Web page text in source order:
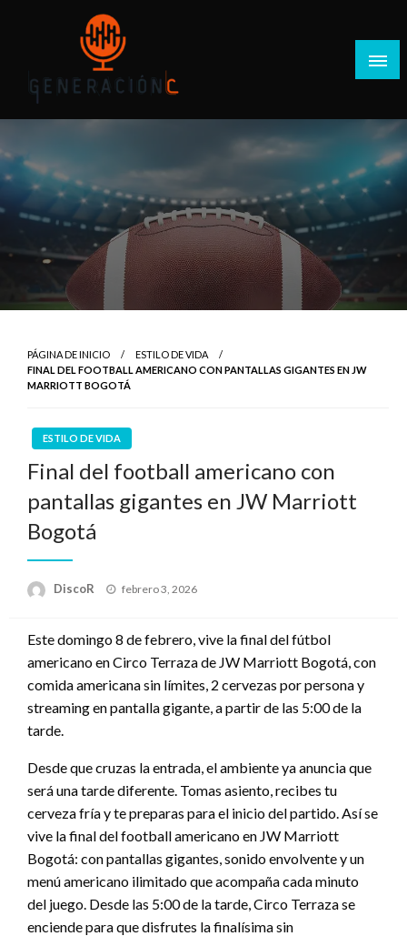
PÁGINA DE INICIO
ESTILO DE VIDA
FINAL DEL FOOTBALL AMERICANO CON PANTALLAS GIGANTES EN JW
MARRIOTT BOGOTÁ
ESTILO DE VIDA
Final del football americano con
pantallas gigantes en JW Marriott
Bogotá
DiscoR
Publicado
febrero 3, 2026
Este domingo 8 de febrero, vive la final del fútbol
americano en Circo Terraza de JW Marriott Bogotá, con
comida americana sin límites, 2 cervezas por persona y
streaming en pantalla gigante, a partir de las 5:00 de la
tarde.
Desde que cruzas la entrada, el ambiente ya anuncia que
será una tarde diferente. Tomas asiento, recibes tu
cerveza fría y te preparas para el inicio del partido. Así se
vive la final del football americano en JW Marriott
Bogotá: con pantallas gigantes, sonido envolvente y un
menú americano ilimitado que acompaña cada minuto
del juego. Desde las 5:00 de la tarde, Circo Terraza se
enciende para que disfrutes la finalísima sin